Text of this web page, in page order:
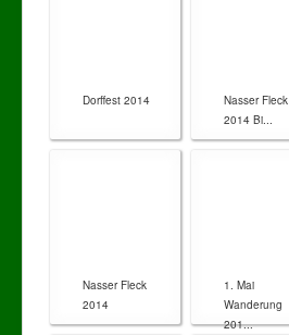
Dorffest 2014
Nasser Fleck
2014 Bi...
Nasser Fleck
2014
1. Mai
Wanderung
201...